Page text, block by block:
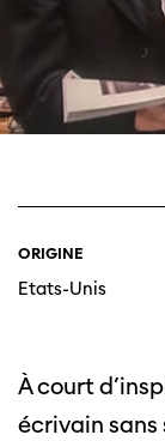
ORIGINE
Etats-Unis
À court
écrivain sans